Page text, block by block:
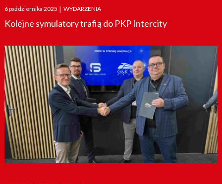
Posted
on
6 października 2025 | WYDARZENIA
Kolejne symulatory trafią do PKP Intercity